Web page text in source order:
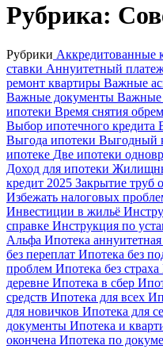
Рубрика:
Рубрики Аккредитованные
ставки Аннуитетный
ремонт квартиры Важные
Важные документы Важные
ипотеки Время снятия
Выбор ипотечного кредита
Выгода ипотеки Выгодный
ипотеке Две ипотеки
Доход для ипотеки
кредит 2025 Закрытие труб
Избежать налоговых
Инвестиции в жильё
справке Инструкция по
Альфа Ипотека
без переплат Ипотека без
проблем Ипотека без страха
деревне Ипотека в сбер
средств Ипотека для всех
для новичков Ипотека для
документы Ипотека и
окончена Ипотека по